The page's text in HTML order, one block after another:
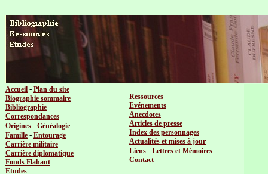
Accueil - Plan du site
Biographie sommaire
Bibliographie
Correspondances
Origines - Généalogie
Famille - Entourage
Carrière militaire
Carrière diplomatique
Fonds Flahaut
Etudes
Ressources
Evénements
Anecdotes
Articles de presse
Index des personnages
Actualités et mises à jour
Liens - Lettres et Mémoires
Contact